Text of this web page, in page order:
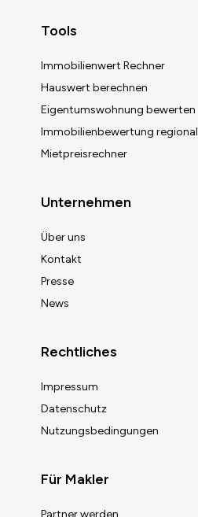
Tools
Immobilienwert Rechner
Hauswert berechnen
Eigentumswohnung bewerten
Immobilienbewertung regional
Mietpreisrechner
Unternehmen
Über uns
Kontakt
Presse
News
Rechtliches
Impressum
Datenschutz
Nutzungsbedingungen
Für Makler
Partner werden